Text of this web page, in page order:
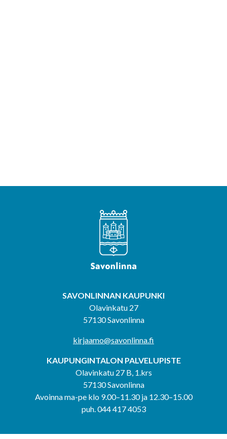
SAVONLINNAN KAUPUNKI
Olavinkatu 27
57130 Savonlinna
kirjaamo@savonlinna.fi
KAUPUNGINTALON PALVELUPISTE
Olavinkatu 27 B, 1.krs
57130 Savonlinna
Avoinna ma-pe klo 9.00–11.30 ja 12.30–15.00
puh. 044 417 4053